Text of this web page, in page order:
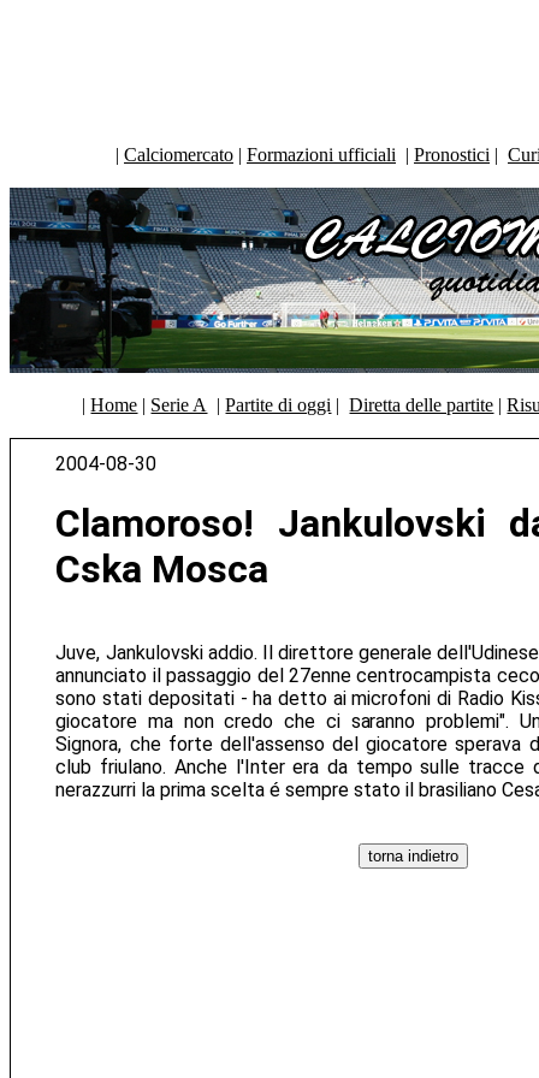
| Calciomercato | Formazioni ufficiali | Pronostici |
|Home | Serie A |Partite di oggi |Diretta delle partite |
2004-08-30
Clamoroso! Jankulovski
Cska Mosca
Juve, Jankulovski addio. Il direttore generale
annunciato il passaggio del 27enne centrocampista
sono stati depositati - ha detto ai microfoni di Radio
giocatore ma non credo che ci saranno problemi".
Signora, che forte dell'assenso del giocatore sperava
club friulano. Anche l'Inter era da tempo sulle
nerazzurri la prima scelta é sempre stato il brasiliano